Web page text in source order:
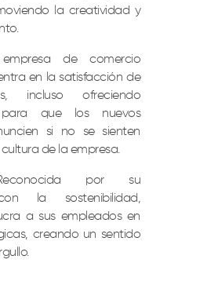
la creatividad y
de comercio
en la satisfacción de
incluso ofreciendo
para que los nuevos
si no se sienten
de la empresa.
por su
la sostenibilidad,
a sus empleados en
creando un sentido